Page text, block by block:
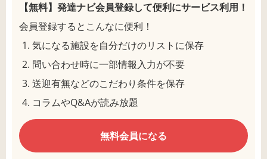
【無料】発達ナビ会員登録して便利にサービス利用！
会員登録するとこんなに便利！
気になる施設を自分だけのリストに保存
問い合わせ時に一部情報入力が不要
送迎有無などのこだわり条件を保存
コラムやQ&Aが読み放題
無料会員になる